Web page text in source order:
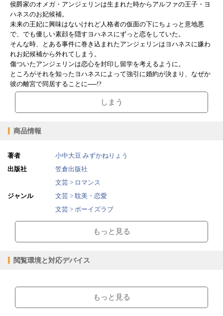
侯爵家のオメガ・アンジェリンは生まれた時からアルファの王子・ヨ
ハネスのお妃候補。
未来の王妃に興味はないけれど人格者の仮面の下にちょっと意地悪
で、でも優しい素顔を隠すヨハネスにずっと恋をしていた。
そんな時、とある事件に巻き込まれたアンジェリンはヨハネスに嫌わ
れお妃候補から外れてしまう。
傷ついたアンジェリンは恋心を封印し留学を考えるように。
ところがそれを知ったヨハネスによって強引に婚約が決まり、なぜか
彼の離宮で同居することに──!?
しまう
商品情報
著者 小中大豆 みずかねりょう
出版社
笠倉出版社
ジャンル
文芸 > ロマンス
文芸 > 耽美・恋愛
文芸 > ボーイズラブ
販売開始日
2023/10/10
【販売形態】
もっと見る
閲覧環境と対応デバイス
ブラウザビューア・PC版ConTenDoビューア・モバイルビューア
もっと見る